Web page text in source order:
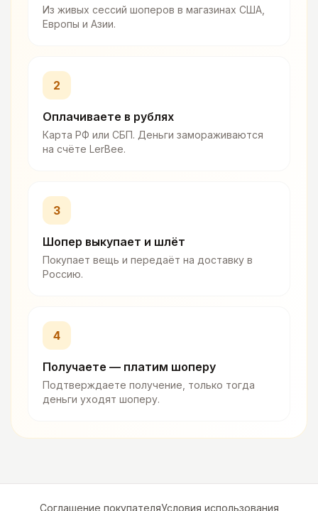
Из живых сессий шоперов в магазинах США,
Европы и Азии.
2
Оплачиваете в рублях
Карта РФ или СБП. Деньги замораживаются
на счёте LerBee.
3
Шопер выкупает и шлёт
Покупает вещь и передаёт на доставку в
Россию.
4
Получаете — платим шоперу
Подтверждаете получение, только тогда
деньги уходят шоперу.
Соглашение покупателяУсловия использования